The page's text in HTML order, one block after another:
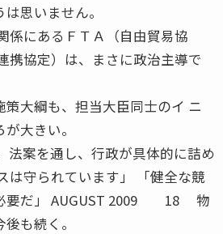
思いません。
係にあるＦＴＡ（自由貿易協
携協定）は、まさに政治主導で
大綱も、担当大臣同士のイ ニ
大きい。
法案を通し、行政が具体的に詰め
は守られています」 「健全な競
要だ」 AUGUST 2009 18 物
も続く。